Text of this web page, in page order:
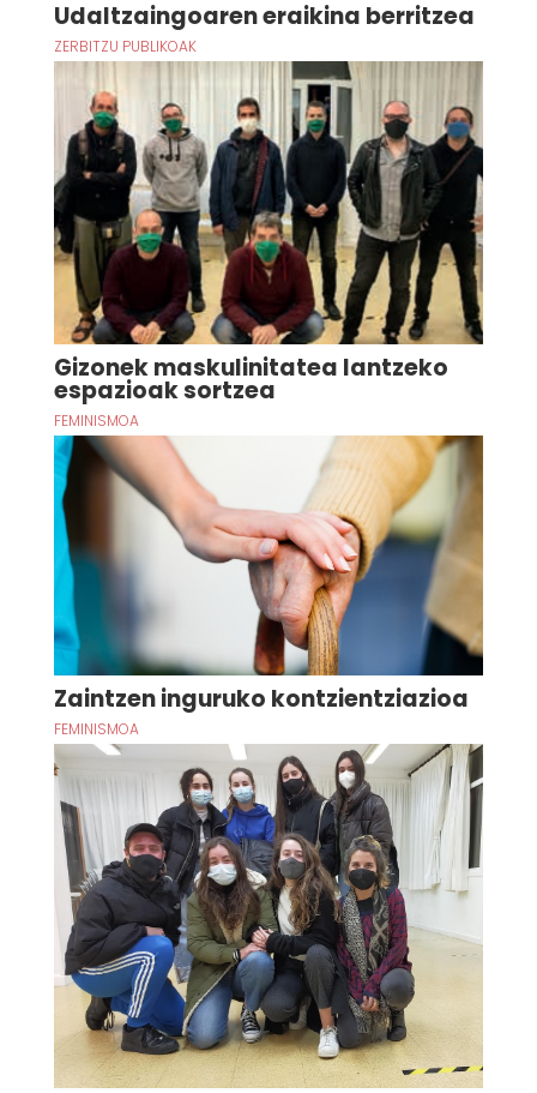
Udaltzaingoaren eraikina berritzea
ZERBITZU PUBLIKOAK
Gizonek maskulinitatea lantzeko
espazioak sortzea
FEMINISMOA
Zaintzen inguruko kontzientziazioa
FEMINISMOA